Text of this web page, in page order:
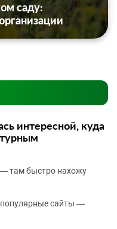
саду:
интересной, куда
там быстро нахожу
сайты —